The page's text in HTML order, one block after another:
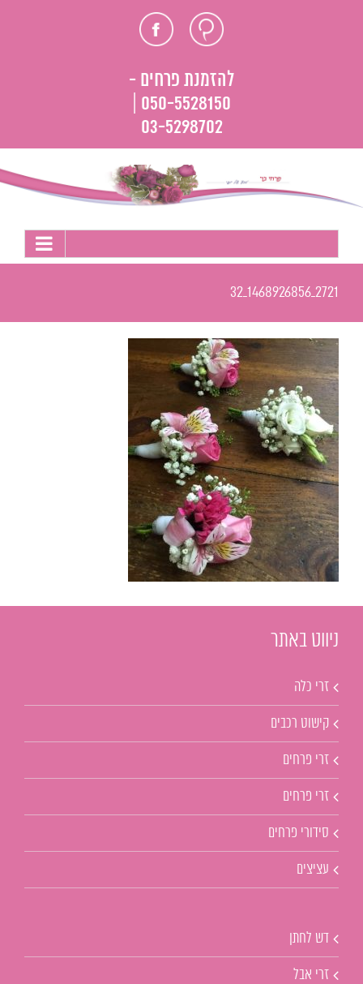
חוות פייסבוק
להזמנת פרחים -
050-5528150 |
03-5298702
2721_1468926856_32
ניווט באתר
זרי כלה
קישוט רכבים
זרי פרחים
זרי פרחים
סידורי פרחים
עציצים
דש לחתן
זרי אבל